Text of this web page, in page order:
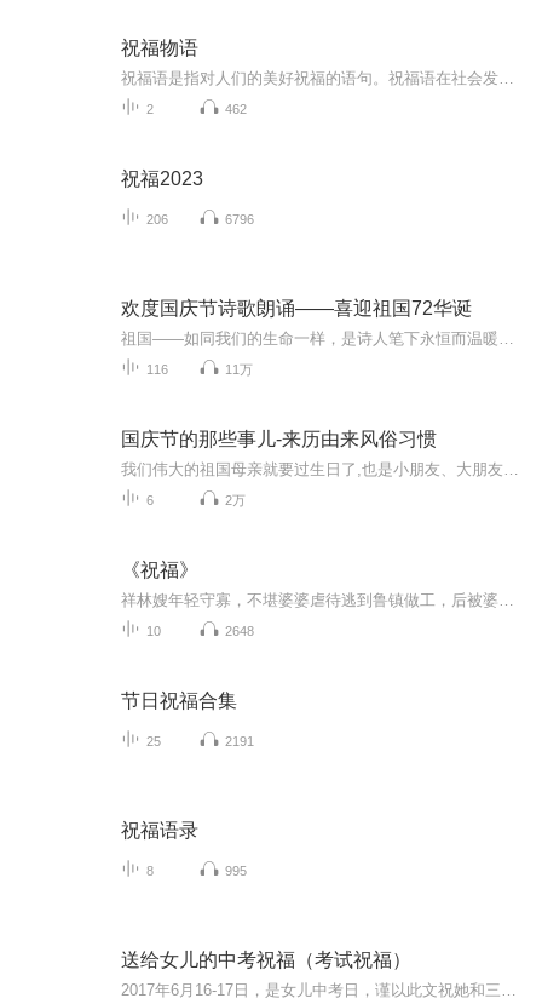
祝福物语
2 462
祝福2023
206 6796
欢度国庆节诗歌朗诵——喜迎祖国72华诞
116 11万
国庆节的那些事儿-来历由来风俗习惯
6 2万
《祝福》
10 2648
节日祝福合集
25 2191
祝福语录
8 995
送给女儿的中考祝福（考试祝福）